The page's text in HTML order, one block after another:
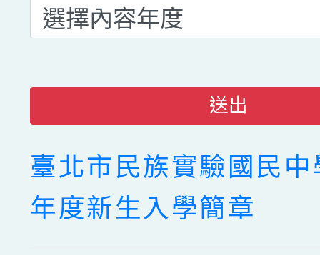
送出
臺北市民族實驗國民
年度新生入學簡章